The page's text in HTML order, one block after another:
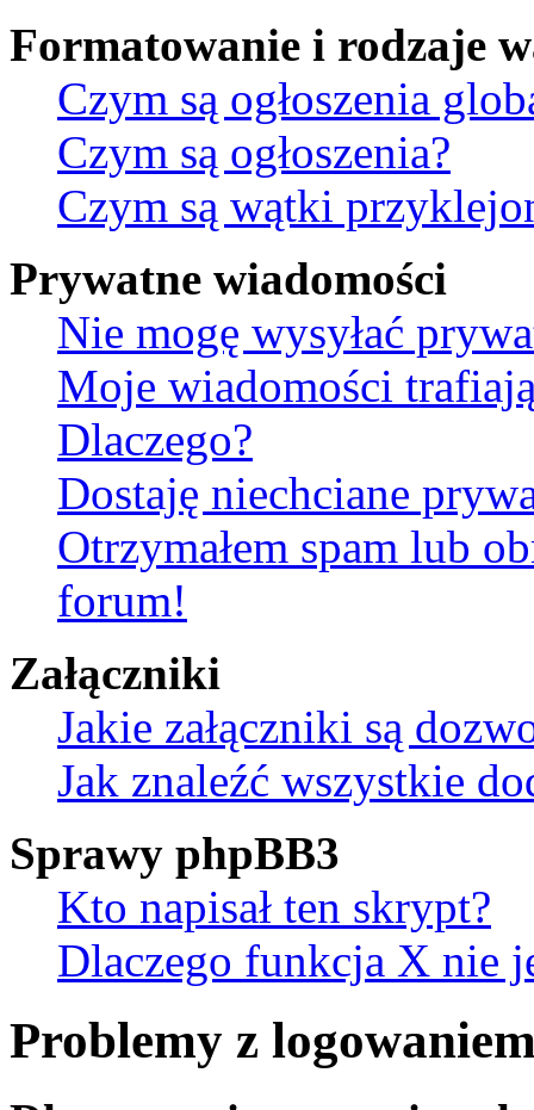
Formatowanie i rodzaje
Czym są ogłoszenia
Czym są ogłoszenia?
Czym są wątki
Prywatne wiadomości
Nie mogę wysyłać
Moje wiadomości
Dlaczego?
Dostaję niechciane
Otrzymałem spam lub
forum!
Załączniki
Jakie załączniki są
Jak znaleźć wszystkie
Sprawy phpBB3
Kto napisał ten skrypt?
Dlaczego funkcja X nie
Problemy z